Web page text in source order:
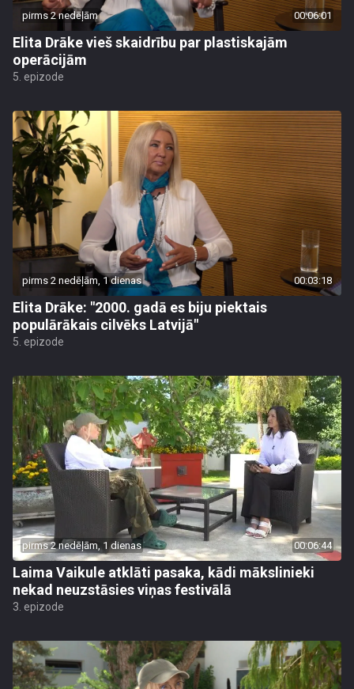
pirms 2 nedēļām 00:06:01
Elita Drāke vieš skaidrību par plastiskajām
operācijām
5. epizode
pirms 2 nedēļām, 1 dienas 00:03:18
Elita Drāke: "2000. gadā es biju piektais
populārākais cilvēks Latvijā"
5. epizode
pirms 2 nedēļām, 1 dienas 00:06:44
Laima Vaikule atklāti pasaka, kādi mākslinieki
nekad neuzstāsies viņas festivālā
3. epizode